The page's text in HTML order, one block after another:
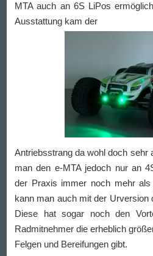
MTA auch an 6S LiPos
Ausstattung kam der
Antriebsstrang da wohl doch sehr
man den e-MTA jedoch nur an
der Praxis immer noch mehr
kann man auch mit der Urversion
Diese hat sogar noch den
Radmitnehmer die erheblich
Felgen und Bereifungen gibt.